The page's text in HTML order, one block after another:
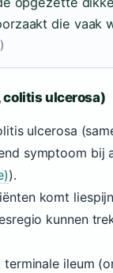
die vaak
colitis ulcerosa)
ulcerosa
symptoom bij
).
komt
kunnen
ileum